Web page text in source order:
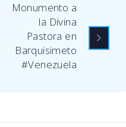
Monumento a
la Divina
Pastora en
Barquisimeto
#Venezuela